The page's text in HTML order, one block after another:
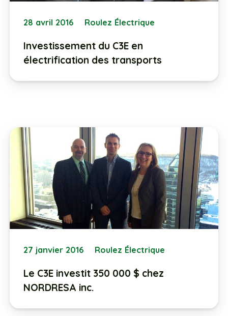
28 avril 2016 Roulez Électrique
Investissement du C3E en
électrification des transports
27 janvier 2016 Roulez Électrique
Le C3E investit 350 000 $ chez
NORDRESA inc.